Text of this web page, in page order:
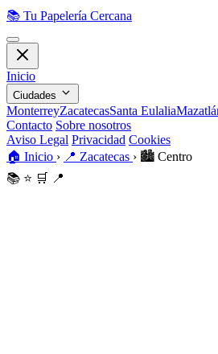
📚 Tu Papelería Cercana
Inicio
Ciudades
MonterreyZacatecasSanta Eulalia
Contacto Sobre nosotros
Aviso Legal Privacidad Cookies
🏠 Inicio › 📍 Zacatecas › 🏙️ Centro
📚 ⭐ 🛒 📍